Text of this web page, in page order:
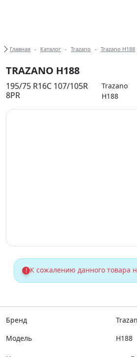
Купить
Хлебные крошки
Главная Каталог Trazano Trazano H188
TRAZANO H188
195/75 R16C 107/105R
8PR
Trazano
H188
! К сожалению данного товара
Бренд
Модель
H188